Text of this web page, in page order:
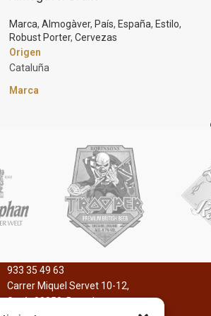
Marca, Almogàver, País, España, Estilo,
Robust Porter, Cervezas
Origen
Cataluña
Marca
Graduación Alcohólica
4,5%
Homenaje a los que son fieles a sus
principios, que no les importa el qué dirán. Sin
miedo como los piratas. Aromas a chocolate
y café de color marrón oscuro.
933 35 49 63
Carrer Miquel Servet 10-12,
Gavà, 08850, Barcelona.